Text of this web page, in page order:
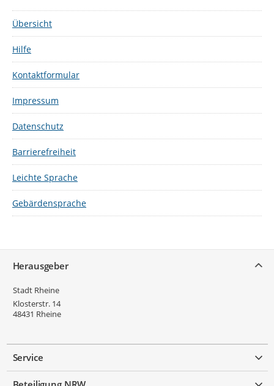
Übersicht
Hilfe
Kontaktformular
Impressum
Datenschutz
Barrierefreiheit
Leichte Sprache
Gebärdensprache
Herausgeber
Stadt Rheine
Klosterstr. 14
48431 Rheine
Service